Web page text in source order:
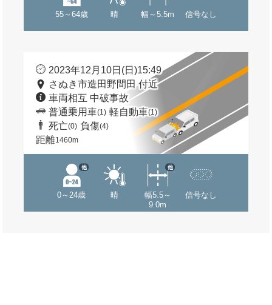
55～64歳 晴 幅～5.5m 信号なし
2023年12月10日(日)15:49
さぬき市造田野間田 付近
車両相互 中破事故
普通乗用車(1) 軽自動車(1)
死亡(0) 負傷(4)
距離1460m
0～24歳
他
晴
幅5.5～
9.0m
他
信号なし